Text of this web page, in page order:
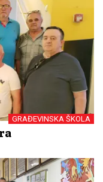
GRAĐEVINSKA ŠKOLA